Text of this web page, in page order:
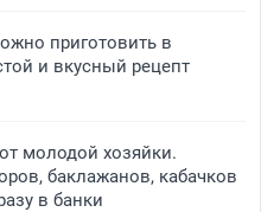
приготовить в
и вкусный рецепт
молодой хозяйки.
баклажанов, кабачков
в банки